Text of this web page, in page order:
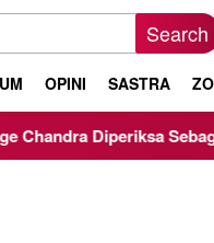
Search
OPINI SASTRA
Sebagai Saksi Kasus